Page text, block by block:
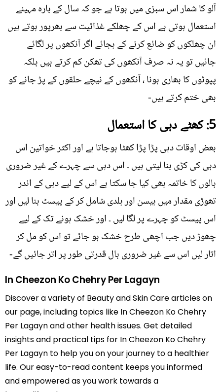
آلو کا شمار اس سبزی میں ہوتا ہے جو کہ سال کے بارہ مہینے
استعمال ہوتی ہے اس کے چھلکے غذائیت سے بھرپور ہوتے ہیں
ان چھلکوں کو ضائع کرنے کے بجائے اگر آنکھوں پر لگائے
جائيں تو یہ نہ صرف آنکھوں کی تھکن کم کرتے ہیں بلکہ
پپوٹوں کا بھاری ہونا ، آنکھوں کے نیچے حلقوں کے پڑ جانے کو
بھی ختم کرتے ہیں-
5: کھٹے دہی کا استعمال
بعض اوقات دہی پڑا پڑا کھٹا ہوجاتا ہے اور اکثر خواتین اس
دہی کی کڑی بنا لیتی ہیں ۔ اس دہی سے چہرے کے غیر ضروری
بالوں کا خاتمہ بھی کیا جا سکتا ہے اس کے لیے دہی کے اندر
تھوڑی مقدار میں بیسن اور ہلدی شامل کر کے پیسٹ بنا لیں اور
اس پیسٹ کو چہرے پر لگا لیں ۔ اور خشک ہونے تک کے لیے
چھوڑ دیں جب اچھی طرح خشک ہو جائے تو اس کو مل کر
اتار لیں اس سے غیر ضروری بال قدرتی طور پر اتر جائيں گے-
In Cheezon Ko Chehry Per Lagayn
Discover a variety of Beauty and Skin Care articles on
our page, including topics like In Cheezon Ko Chehry
Per Lagayn and other health issues. Get detailed
insights and practical tips for In Cheezon Ko Chehry
Per Lagayn to help you on your journey to a healthier
life. Our easy-to-read content keeps you informed
and empowered as you work towards a